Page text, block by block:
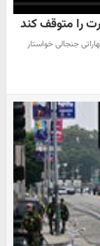
را متوقف کند
جنجالی خواستار